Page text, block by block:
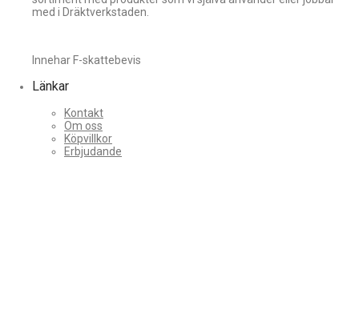
med i Dräktverkstaden.
Innehar F-skattebevis
Länkar
Kontakt
Om oss
Köpvillkor
Erbjudande